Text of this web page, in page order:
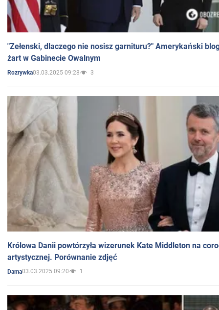
"Zełenski, dlaczego nie nosisz garnituru?" Amerykański
żart w Gabinecie Owalnym
Rozrywka03.03.2025 09:28 3
Królowa Danii powtórzyła wizerunek Kate Middleton na
artystycznej. Porównanie zdjęć
Dama03.03.2025 09:20 1